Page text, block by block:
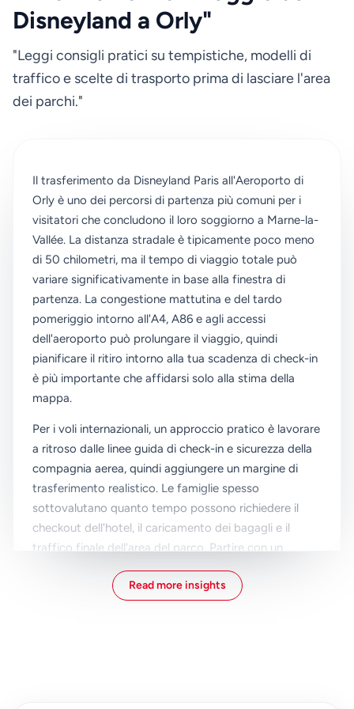
Disneyland a Orly"
"Leggi consigli pratici su tempistiche, modelli di
traffico e scelte di trasporto prima di lasciare l'area
dei parchi."
Il trasferimento da Disneyland Paris all'Aeroporto di
Orly è uno dei percorsi di partenza più comuni per i
visitatori che concludono il loro soggiorno a Marne-la-
Vallée. La distanza stradale è tipicamente poco meno
di 50 chilometri, ma il tempo di viaggio totale può
variare significativamente in base alla finestra di
partenza. La congestione mattutina e del tardo
pomeriggio intorno all'A4, A86 e agli accessi
dell'aeroporto può prolungare il viaggio, quindi
pianificare il ritiro intorno alla tua scadenza di check-in
è più importante che affidarsi solo alla stima della
mappa.
Per i voli internazionali, un approccio pratico è lavorare
a ritroso dalle linee guida di check-in e sicurezza della
compagnia aerea, quindi aggiungere un margine di
trasferimento realistico. Le famiglie spesso
sottovalutano quanto tempo possono richiedere il
checkout dell'hotel, il caricamento dei bagagli e il
traffico finale dell'area del parco. Partire con un
margine riduce lo stress e ti dà spazio per piccoli
ritardi senza correre attraverso il terminal. Questo è
Read more insights